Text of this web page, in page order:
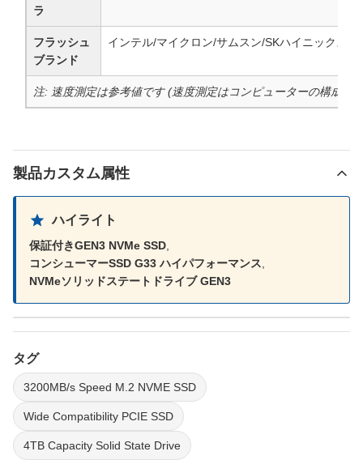
ラ
フラッシュ
ブランド
インテル/マイクロン/サムスン/SKハイニックス/
注: 速度測定は参考値です (速度測定はコンピューターの構成に
製品カスタム属性
ハイライト
保証付きGEN3 NVMe SSD
コンシューマーSSD G33 ハイパフォーマンス
NVMeソリッドステートドライブ GEN3
タグ
3200MB/s Speed M.2 NVME SSD
Wide Compatibility PCIE SSD
4TB Capacity Solid State Drive